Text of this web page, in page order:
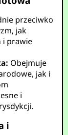
przeciwko
jak
i prawie
Obejmuje
jak i
i
i